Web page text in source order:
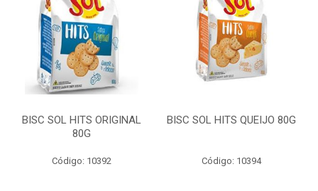
BISC SOL HITS ORIGINAL
80G
Código: 10392
BISC SOL HITS QUEIJO 80G
Código: 10394